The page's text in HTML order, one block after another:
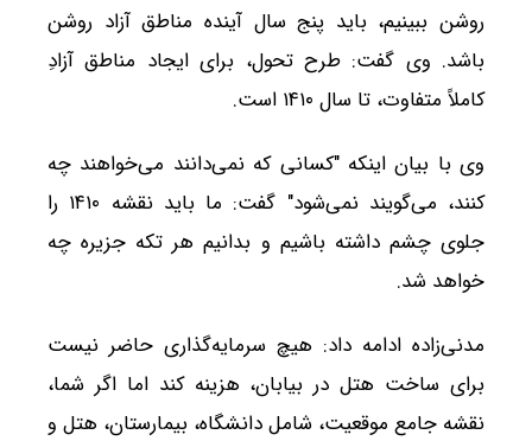
روشن ببینیم، باید پنج سال آینده مناطق آزاد روشن
باشد. وی گفت: طرح تحول، برای ایجاد مناطق آزادِ
کاملاً متفاوت، تا سال ۱۴۱۰ است.
وی با بیان اینکه "کسانی که نمی‌دانند می‌خواهند چه
کنند، می‌گویند نمی‌شود" گفت: ما باید نقشه ۱۴۱۰ را
جلوی چشم داشته باشیم‌ و بدانیم هر تکه جزیره چه
خواهد شد.
مدنی‌زاده ادامه داد: هیچ سرمایه‌گذاری حاضر نیست
برای ساخت هتل در بیابان، هزینه کند اما اگر شما،
نقشه جامع موقعیت، شامل دانشگاه، بیمارستان، هتل و